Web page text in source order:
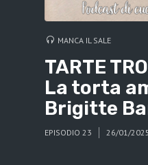
MANCA IL SALE
TARTE
La torta
Brigitte
EPISODIO 23 26/01/2025